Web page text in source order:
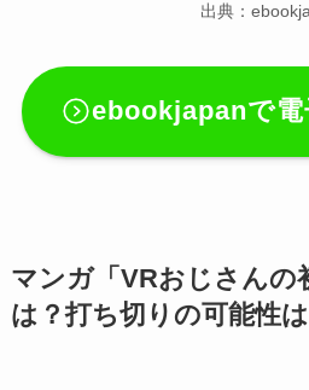
出典：
ebookjapanで電
マンガ「VRおじさんの
は？打ち切りの可能性は